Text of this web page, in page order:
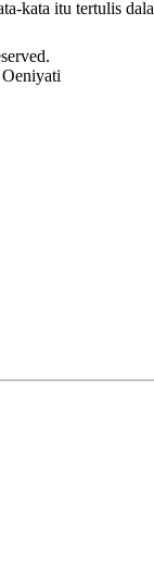
kata itu tertulis